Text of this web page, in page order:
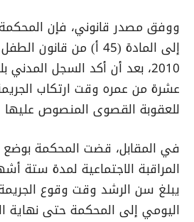
ووفق مصدر قانوني، فإن
إلى المادة (45 أ) من
2010، بعد أن أكد السجل المدني
عشرة من عمره وقت ارتكاب
للعقوبة القصوى المنصوص عليها
في المقابل، قضت المحكمة بوضع
المراقبة الاجتماعية لمدة ستة
يبلغ سن الرشد وقت وقوع
اليومي إلى المحكمة حتى نهاية